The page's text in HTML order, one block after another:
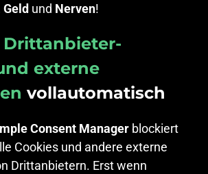
Geld und Nerven!
Drittanbieter-
externe
vollautomatisch
Consent Manager blockiert
Cookies und andere externe
Drittanbietern. Erst wenn